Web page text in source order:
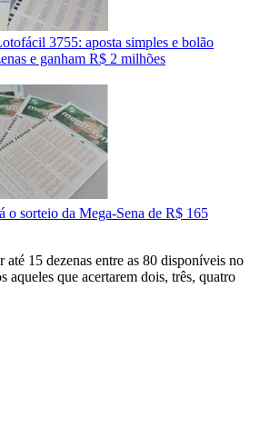
3755: aposta simples e bolão
e ganham R$ 2 milhões
o sorteio da Mega-Sena de R$ 165
até 15 dezenas entre as 80 disponíveis no
aqueles que acertarem dois, três, quatro